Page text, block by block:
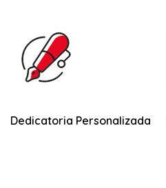
Dedicatoria Personalizada